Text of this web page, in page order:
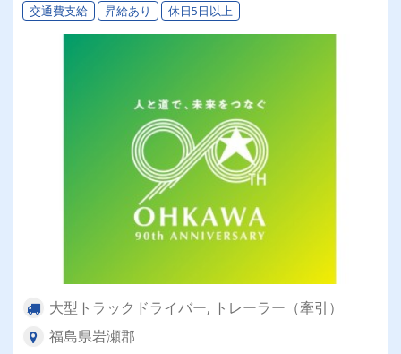
交通費支給 昇給あり 休日5日以上
大型トラックドライバー, トレーラー（牽引）
福島県岩瀬郡